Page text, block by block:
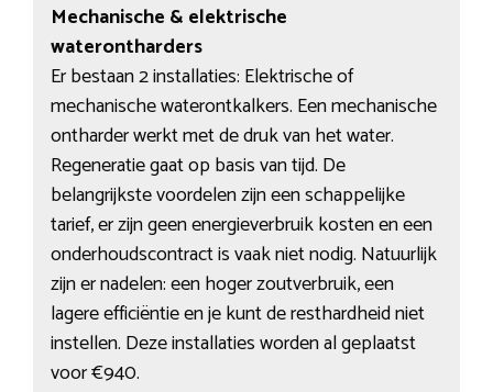
Mechanische & elektrische
waterontharders
Er bestaan 2 installaties: Elektrische of
mechanische waterontkalkers. Een mechanische
ontharder werkt met de druk van het water.
Regeneratie gaat op basis van tijd. De
belangrijkste voordelen zijn een schappelijke
tarief, er zijn geen energieverbruik kosten en een
onderhoudscontract is vaak niet nodig. Natuurlijk
zijn er nadelen: een hoger zoutverbruik, een
lagere efficiëntie en je kunt de resthardheid niet
instellen. Deze installaties worden al geplaatst
voor €940.